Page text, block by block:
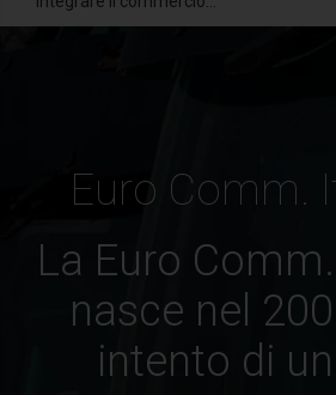
Euro Comm.
La Euro
nasce nel
intento di